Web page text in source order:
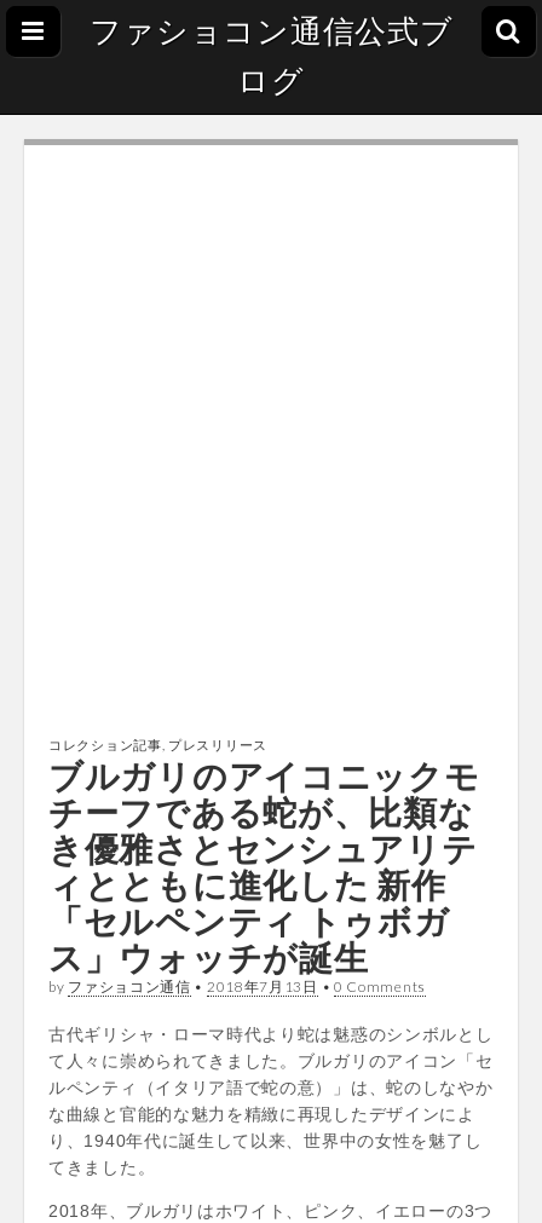
ファショコン通信公式ブ
ログ
コレクション記事 プレスリリース
ブルガリのアイコニックモ
チーフである蛇が、比類な
き優雅さとセンシュアリテ
ィとともに進化した 新作
「セルペンティ トゥボガ
ス」ウォッチが誕生
by ファショコン通信 • 2018年7月13日 • 0 Comments
古代ギリシャ・ローマ時代より蛇は魅惑のシンボルとし
て人々に崇められてきました。ブルガリのアイコン「セ
ルペンティ（イタリア語で蛇の意）」は、蛇のしなやか
な曲線と官能的な魅力を精緻に再現したデザインによ
り、1940年代に誕生して以来、世界中の女性を魅了し
てきました。
2018年、ブルガリはホワイト、ピンク、イエローの3つ